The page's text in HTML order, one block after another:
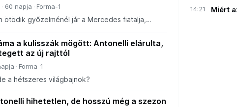
60 napja Forma-1
ötödik győzelménél jár a Mercedes fiatalja,
izgalom számára a futam végén, de
a kulisszák mögött: Antonelli elárulta,
az új rajttól
Forma-1
a hétszeres világbajnok?
hihetetlen, de hosszú még a szezon
14:21 Miért